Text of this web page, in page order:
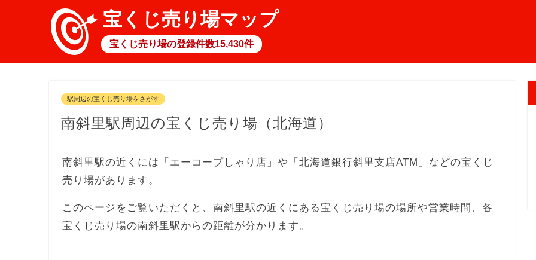
宝くじ売り場マップ
宝くじ売り場の登録件数15,430件
駅周辺の宝くじ売り場をさがす
南斜里駅周辺の宝くじ売り場（北海道）
南斜里駅の近くには「エーコープしゃり店」や「北海道銀行斜里支店ATM」などの宝くじ
売り場があります。
このページをご覧いただくと、南斜里駅の近くにある宝くじ売り場の場所や営業時間、各
宝くじ売り場の南斜里駅からの距離が分かります。